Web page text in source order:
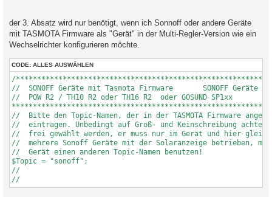
//  ausgeführt wenn es sich um einen erlaubten Befehl
//  Datei "befehle.ini.php" enthalten ist.
//
//  Beispiele:
//  $MQTTTopic[1] = "solaranzeige/befehl/1/POP";
//  $MQTTTopic[2] = "solaranzeige/befehl/1/PCP";
//  $MQTTTopic[3] = "solaranzeige/anzeige/1/Wasserboiler";
//
//  Oder auch
//  $MQTTTopic[1] = "solaranzeige/befehl/1/#";
//  Es können so viele Topics wie benötigt aufgeführt werden.
//  durch nummeriert werden [1] bis [n]
//  Bei Multi-Regler-Versionen muss zusätzlich noch die
//  werden. Weitere Informationen finden Sie auf dem Support
$MQTTTopic[1] = "solaranzeige/befehl/1/#";
//
//
der 3. Absatz wird nur benötigt, wenn ich Sonnoff oder andere Geräte
mit TASMOTA Firmware als "Gerät" in der Multi-Regler-Version wie ein
Wechselrichter konfigurieren möchte.
CODE: ALLES AUSWÄHLEN
/
//  SONOFF Geräte mit Tasmota Firmware       SONOFF Geräte
//  POW R2 / TH10 R2 oder TH16 R2  oder GOSUND SP1xx
//  Bitte den Topic-Namen, der in der TASMOTA Firmware
//  eintragen. Unbedingt auf Groß- und Keinschreibung achten!
//  frei gewählt werden, er muss nur im Gerät und hier gleich
//  mehrere Sonoff Geräte mit der Solaranzeige betrieben,
//  Gerät einen anderen Topic-Namen benutzen!
$Topic = "sonoff";
//
//